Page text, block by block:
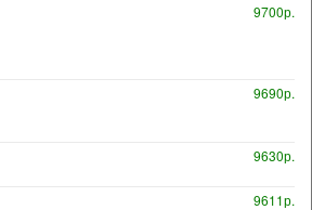
9700р.
9690р.
9630р.
9611р.